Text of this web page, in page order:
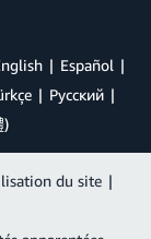
Español
Ρусский
)
du site |